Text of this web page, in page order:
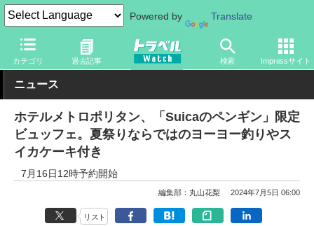
Powered by Translate
カテゴリ 過去記事 検索 Impressサイト
トラベル Watch 旅の情報 ホテル・旅館 宿泊
ニュース
ホテルメトロポリタン、「Suicaのペンギン」限定
ビュッフェ。夏祭りならではのヨーヨー釣りやス
イカケーキ付き
7月16日12時予約開始
編集部：丸山花梨 2024年7月5日 06:00
リスト